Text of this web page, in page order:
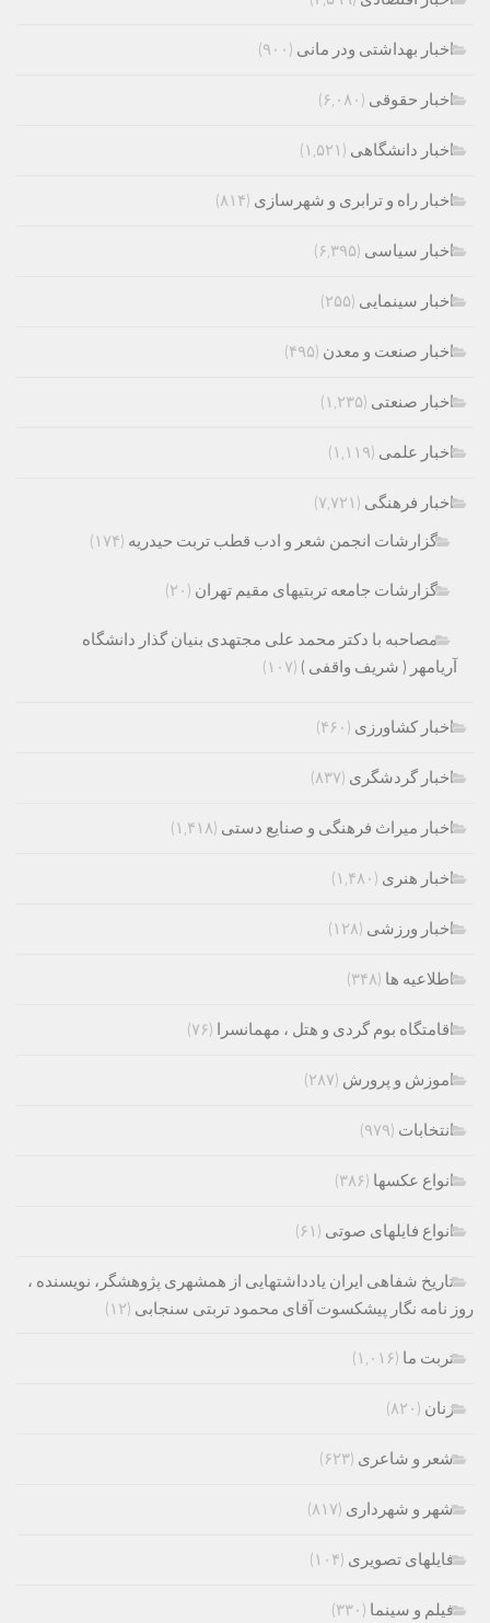
اخبار بهداشتی ودر مانی (۹۰۰)
اخبار حقوقی (۶,۰۸۰)
اخبار دانشگاهی (۱,۵۲۱)
اخبار راه و ترابری و شهرسازی (۸۱۴)
اخبار سیاسی (۶,۳۹۵)
اخبار سینمایی (۲۵۵)
اخبار صنعت و معدن (۴۹۵)
اخبار صنعتی (۱,۲۳۵)
اخبار علمی (۱,۱۱۹)
اخبار فرهنگی (۷,۷۲۱)
گزارشات انجمن شعر و ادب قطب تربت حیدریه (۱۷۴)
گزارشات جامعه تربتیهای مقیم تهران (۲۰)
مصاحبه با دکتر محمد علی مجتهدی بنیان گذار دانشگاه
آریامهر ( شریف واقفی ) (۱۰۷)
اخبار کشاورزی (۴۶۰)
اخبار گردشگری (۸۳۷)
اخبار میراث فرهنگی و صنایع دستی (۱,۴۱۸)
اخبار هنری (۱,۴۸۰)
اخبار ورزشی (۱۲۸)
اطلاعیه ها (۳۴۸)
اقامتگاه بوم گردی و هتل ، مهمانسرا (۷۶)
اموزش و پرورش (۲۸۷)
انتخابات (۹۷۹)
انواع عکسها (۳۸۶)
انواع فایلهای صوتی (۶۱)
تاریخ شفاهی ایران یادداشتهایی از همشهری پژوهشگر، نویسنده ،
روز نامه نگار پیشکسوت آقای محمود تربتی سنجابی (۱۲)
تربت ما (۱,۰۱۶)
زنان (۸۲۰)
شعر و شاعری (۶۲۳)
شهر و شهرداری (۸۱۷)
فایلهای تصویری (۱۰۴)
فیلم و سینما (۳۳۰)